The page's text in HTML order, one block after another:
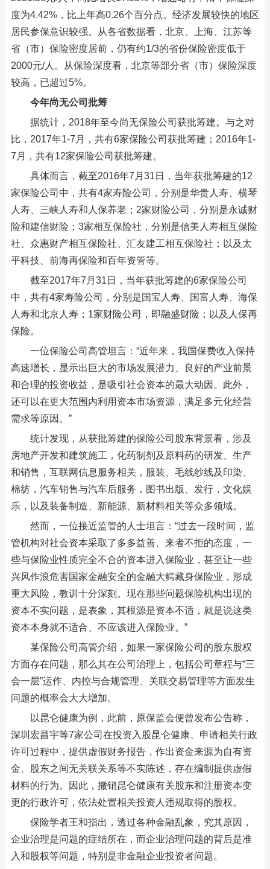
度为4.42%，比上年高0.26个百分点。经济发展较快的地区
居民参保意识较强。从各省数据看，北京、上海、江苏等
省（市）保险密度居前，仍有约1/3的省份保险密度低于
2000元/人。从保险深度看，北京等部分省（市）保险深度
较高，已超过5%。
今年尚无公司批筹
据统计，2018年至今尚无保险公司获批筹建。与之对
比，2017年1-7月，共有6家保险公司获批筹建；2016年1-
7月，共有12家保险公司获批筹建。
具体而言，截至2016年7月31日，当年获批筹建的12
家保险公司中，共有4家寿险公司，分别是华贵人寿、横琴
人寿、三峡人寿和人保养老；2家财险公司，分别是永诚财
险和建信财险；3家相互保险社，分别是信美人寿相互保险
社、众惠财产相互保险社、汇友建工相互保险社；以及太
平科技、前海再保险和百年资管等。
截至2017年7月31日，当年获批筹建的6家保险公司
中，共有4家寿险公司，分别是国宝人寿、国富人寿、海保
人寿和北京人寿；1家财险公司，即融盛财险；以及人保再
保险。
一位保险公司高管坦言：“近年来，我国保费收入保持
高速增长，显示出巨大的市场发展潜力、良好的产业前景
和合理的投资收益，是吸引社会资本的最大动因。此外，
还可以在更大范围内利用资本市场资源，满足多元化经营
需求等原因。”
统计发现，从获批筹建的保险公司股东背景看，涉及
房地产开发和建筑施工，化药制剂及原料药的研发、生产
和销售，互联网信息服务相关，服装、毛线纱线及印染、
棉纺，汽车销售与汽车后服务，图书出版、发行，文化娱
乐，以及装备制造、新能源、新材料相关等众多领域。
然而，一位接近监管的人士坦言：“过去一段时间，监
管机构对社会资本采取了多多益善、来者不拒的态度，一
些与保险业性质完全不合的资本进入保险业，甚至让一些
兴风作浪危害国家金融安全的金融大鳄藏身保险业，形成
重大风险，教训十分深刻。现在那些问题保险机构出现的
资本不实问题，是表象，其根源是资本不适，就是说这类
资本本身就不适合、不应该进入保险业。”
某保险公司高管介绍，如果一家保险公司的股东股权
方面存在问题，那么其在公司治理上，包括公司章程与“三
会一层”运作、内控与合规管理、关联交易管理等方面发生
问题的概率会大大增加。
以昆仑健康为例，此前，原保监会便曾发布公告称，
深圳宏昌宇等7家公司在投资入股昆仑健康、申请相关行政
许可过程中，提供虚假财务报告，作出资金来源为自有资
金、股东之间无关联关系等不实陈述，存在编制提供虚假
材料的行为。因此，撤销昆仑健康有关股东和注册资本变
更的行政许可，依法处置相关投资人违规取得的股权。
保险学者王和指出，透过各种金融乱象，究其原因，
企业治理是问题的症结所在，而企业治理问题的背后是准
入和股权等问题，特别是非金融企业投资者问题。